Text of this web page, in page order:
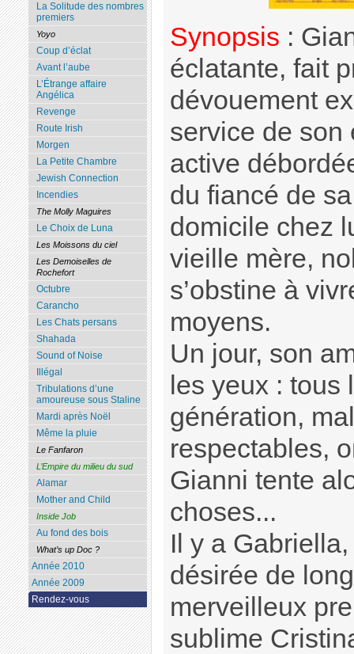
Synopsis :
éclatante, fait
dévouement
service de son
active
du fiancé de
domicile chez
vieille mère,
s’obstine à
moyens.
Un jour, son
les yeux : tous
génération,
respectables,
Gianni tente
choses...
Il y a
désirée de
merveilleux
sublime
La Solitude des nombres
premiers
Yoyo
Coup d’éclat
Avant l’aube
L’Étrange affaire
Angélica
Revenge
Route Irish
Morgen
La Petite Chambre
Jewish Connection
Incendies
The Molly Maguires
Le Choix de Luna
Les Moissons du ciel
Les Demoiselles de
Rochefort
Octubre
Carancho
Les Chats persans
Shahada
Sound of Noise
Illégal
Tribulations d’une
amoureuse sous Staline
Mardi après Noël
Même la pluie
Le Fanfaron
L’Empire du milieu du sud
Alamar
Mother and Child
Inside Job
Au fond des bois
What’s up Doc ?
Année 2010
Année 2009
Rendez-vous